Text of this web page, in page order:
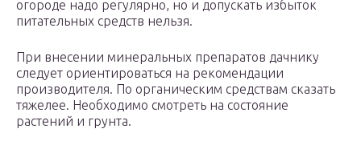
огороде надо регулярно, но и допускать избыток
питательных средств нельзя.
При внесении минеральных препаратов дачнику
следует ориентироваться на рекомендации
производителя. По органическим средствам сказать
тяжелее. Необходимо смотреть на состояние
растений и грунта.